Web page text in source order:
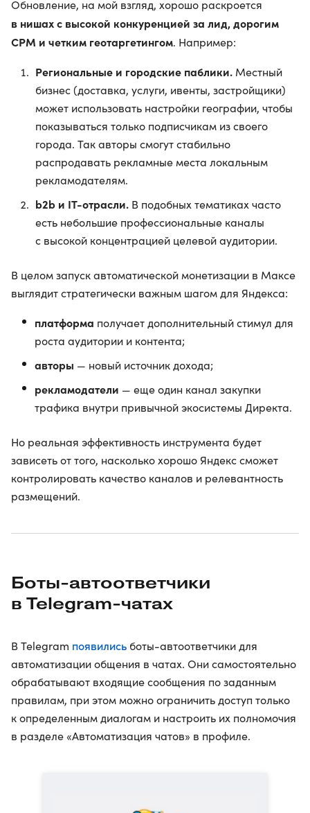
Обновление, на мой взгляд, хорошо раскроется
в нишах с высокой конкуренцией за лид, дорогим
CPM и четким геотаргетингом. Например:
Региональные и городские паблики. Местный
бизнес (доставка, услуги, ивенты, застройщики)
может использовать настройки географии, чтобы
показываться только подписчикам из своего
города. Так авторы смогут стабильно
распродавать рекламные места локальным
рекламодателям.
b2b и IT-отрасли. В подобных тематиках часто
есть небольшие профессиональные каналы
с высокой концентрацией целевой аудитории.
В целом запуск автоматической монетизации в Максе
выглядит стратегически важным шагом для Яндекса:
платформа получает дополнительный стимул для
роста аудитории и контента;
авторы — новый источник дохода;
рекламодатели — еще один канал закупки
трафика внутри привычной экосистемы Директа.
Но реальная эффективность инструмента будет
зависеть от того, насколько хорошо Яндекс сможет
контролировать качество каналов и релевантность
размещений.
Боты-автоответчики
в Telegram-чатах
В Telegram появились боты-автоответчики для
автоматизации общения в чатах. Они самостоятельно
обрабатывают входящие сообщения по заданным
правилам, при этом можно ограничить доступ только
к определенным диалогам и настроить их полномочия
в разделе «Автоматизация чатов» в профиле.